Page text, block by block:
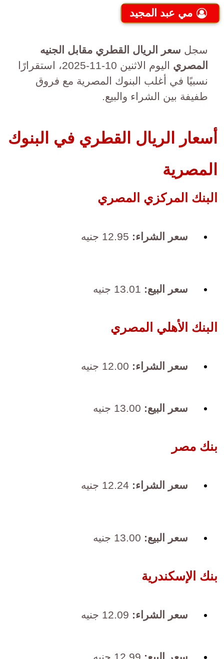
مي عبد المجيد
سجل سعر الريال القطري مقابل الجنيه
المصري
اليوم الاثنين 10-11-2025، استقرارًا
نسبيًا في أغلب البنوك المصرية مع فروق
طفيفة بين الشراء والبيع.
أسعار الريال القطري في البنوك
المصرية
البنك المركزي المصري
سعر الشراء:
سعر البيع:
البنك الأهلي المصري
سعر الشراء:
سعر البيع:
بنك مصر
سعر الشراء:
سعر البيع:
بنك الإسكندرية
سعر الشراء: